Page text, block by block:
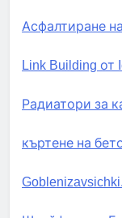
Асфалтиране
Link Building от
Радиатори за
къртене на